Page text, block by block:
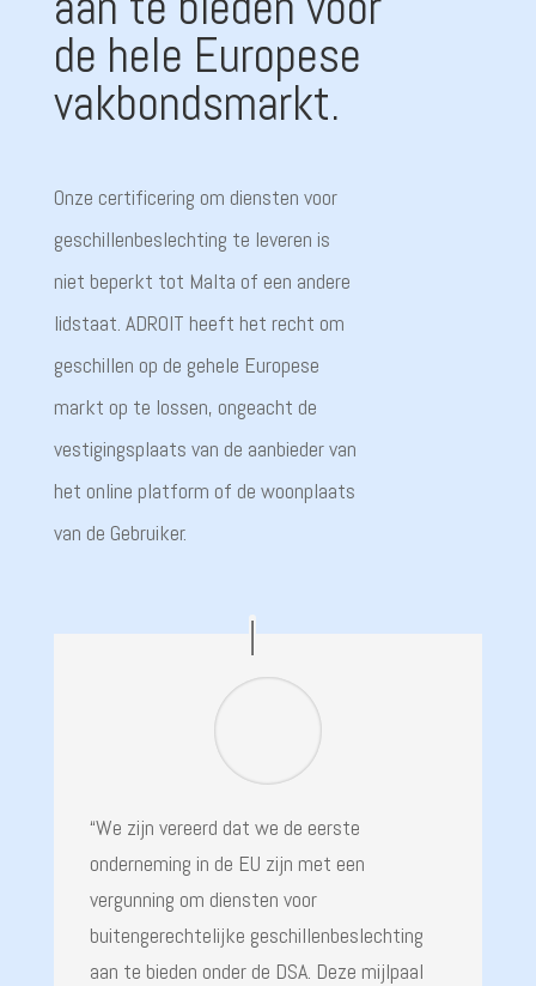
de hele Europese
vakbondsmarkt.
Onze certificering om diensten voor
geschillenbeslechting te leveren is
niet beperkt tot Malta of een andere
lidstaat. ADROIT heeft het recht om
geschillen op de gehele Europese
markt op te lossen, ongeacht de
vestigingsplaats van de aanbieder van
het online platform of de woonplaats
van de Gebruiker.
“We zijn vereerd dat we de eerste
onderneming in de EU zijn met een
vergunning om diensten voor
buitengerechtelijke geschillenbeslechting
aan te bieden onder de DSA. Deze mijlpaal